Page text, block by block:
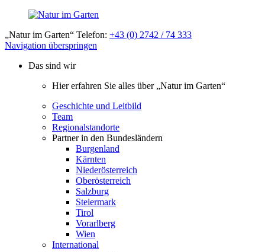
„Natur im Garten“ Telefon: +43 (0) 2742 / 74 333
Navigation überspringen
Das sind wir
Hier erfahren Sie alles über „Natur im Garten“
Geschichte und Leitbild
Team
Regionalstandorte
Partner in den Bundesländern
Burgenland
Kärnten
Niederösterreich
Oberösterreich
Salzburg
Steiermark
Tirol
Vorarlberg
Wien
International